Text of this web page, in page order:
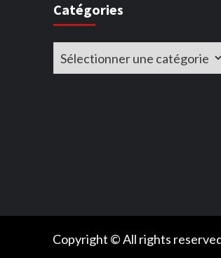
Catégories
Catégories
Copyright © All rights